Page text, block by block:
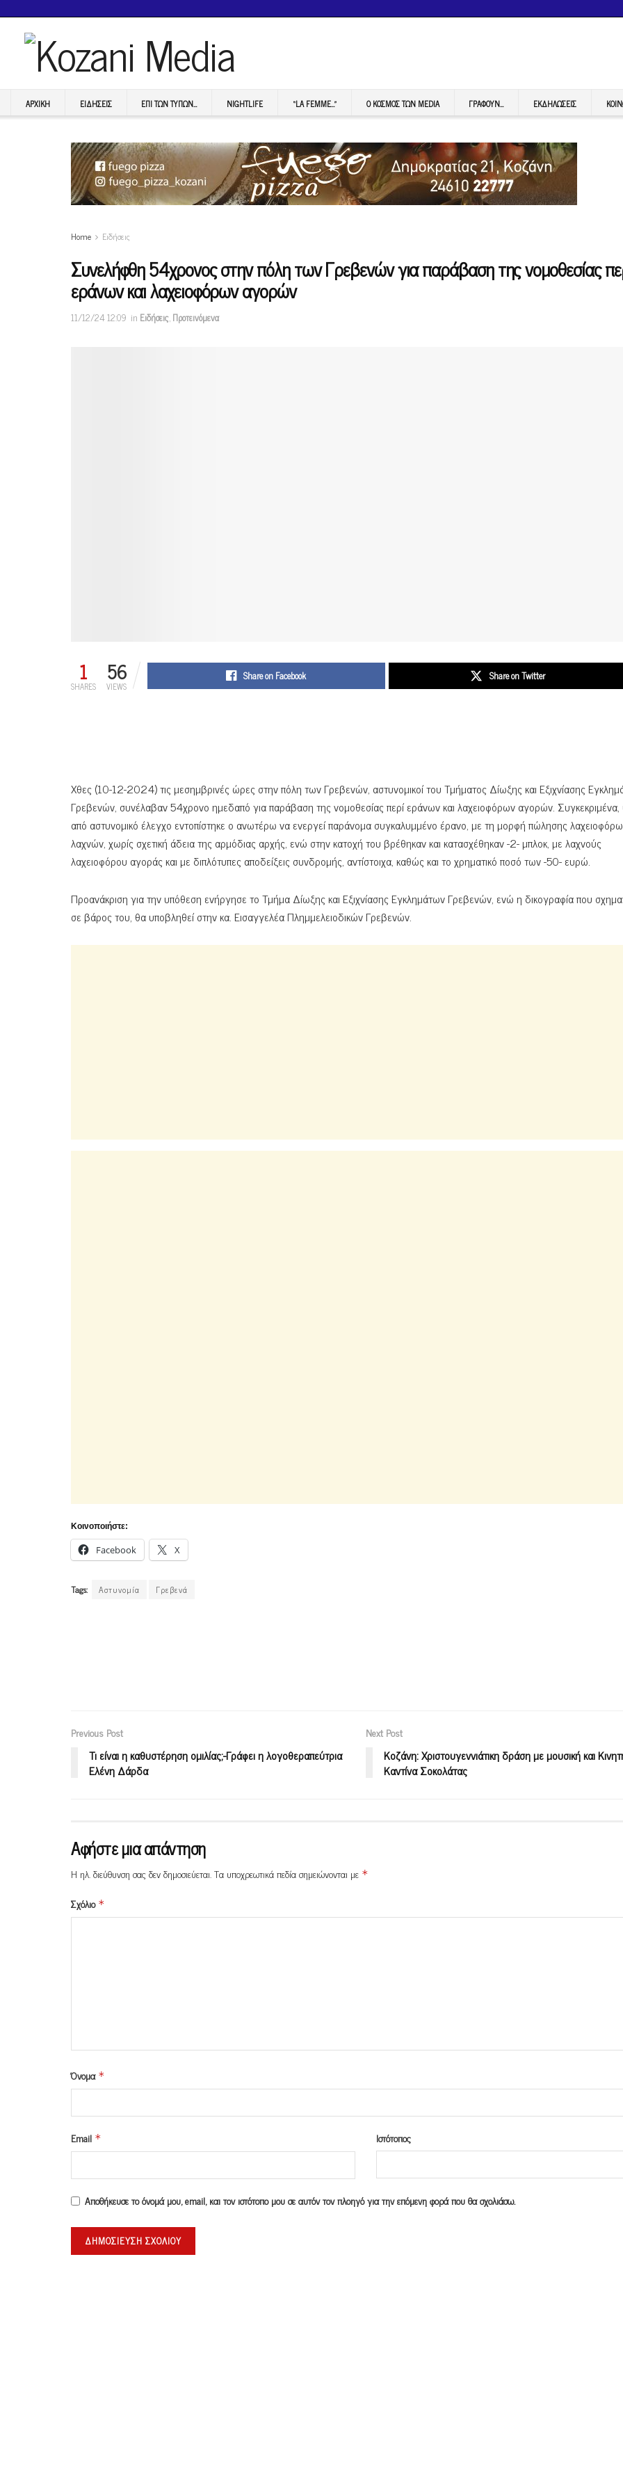
ΑΡΧΙΚΉ ΕΙΔΉΣΕΙΣ ΕΠI ΤΩΝ ΤΥΠΩΝ… NIGHTLIFE “LA FEMME…” Ο ΚΟΣΜΟΣ ΤΩΝ MEDIA ΓΡΆΦΟΥΝ… ΕΚΔΗΛΏΣΕΙΣ
Home Ειδήσεις
Συνελήφθη 54χρονος στην πόλη των Γρεβενών για παράβαση της νομοθεσίας
εράνων και λαχειοφόρων αγορών
11/12/24 12:09 in Ειδήσεις,Προτεινόμενα
1
SHARES 56
VIEWS
Share on Facebook Share on Twitter
Χθες (10-12-2024) τις μεσημβρινές ώρες στην πόλη των Γρεβενών, αστυνομικοί του Τμήματος Δίωξης και Εξιχνίασης
Γρεβενών, συνέλαβαν 54χρονο ημεδαπό για παράβαση της νομοθεσίας περί εράνων και λαχειοφόρων αγορών.
από αστυνομικό έλεγχο εντοπίστηκε ο ανωτέρω να ενεργεί παράνομα συγκαλυμμένο έρανο, με τη μορφή πώλησης
λαχνών, χωρίς σχετική άδεια της αρμόδιας αρχής, ενώ στην κατοχή του βρέθηκαν και κατασχέθηκαν -2- μπλοκ, με λαχνούς
λαχειοφόρου αγοράς και με διπλότυπες αποδείξεις συνδρομής, αντίστοιχα, καθώς και το χρηματικό ποσό των -50- ευρώ.
Προανάκριση για την υπόθεση ενήργησε το Τμήμα Δίωξης και Εξιχνίασης Εγκλημάτων Γρεβενών, ενώ η δικογραφία που
σε βάρος του, θα υποβληθεί στην κα. Εισαγγελέα Πλημμελειοδικών Γρεβενών.
Κοινοποιήστε:
Facebook X
Tags: Αστυνομία Γρεβενά
Previous Post
Τι είναι η καθυστέρηση ομιλίας;-Γράφει η λογοθεραπεύτρια
Ελένη Δάρδα
Next Post
Κοζάνη: Χριστουγεννιάτικη δράση με μουσική και
Καντίνα Σοκολάτας
Αφήστε μια απάντηση
Η ηλ. διεύθυνση σας δεν δημοσιεύεται.Τα υποχρεωτικά πεδία σημειώνονται με *
Σχόλιο *
Όνομα *
Email * Ιστότοπος
Αποθήκευσε το όνομά μου, email, και τον ιστότοπο μου σε αυτόν τον πλοηγό για την επόμενη φορά που θα σχολιάσω.